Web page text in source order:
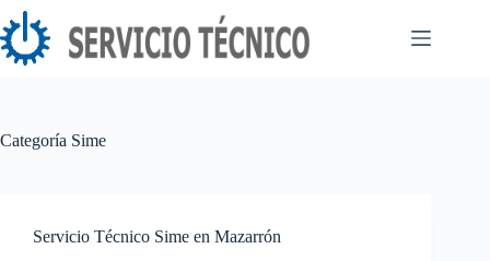
Saltar
al
contenido
Categoría Sime
Servicio Técnico Sime en Mazarrón